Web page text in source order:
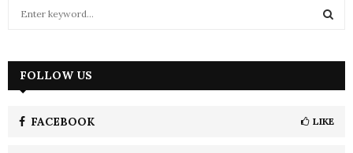
h
FOLLOW US
FACEBOOK LIKE